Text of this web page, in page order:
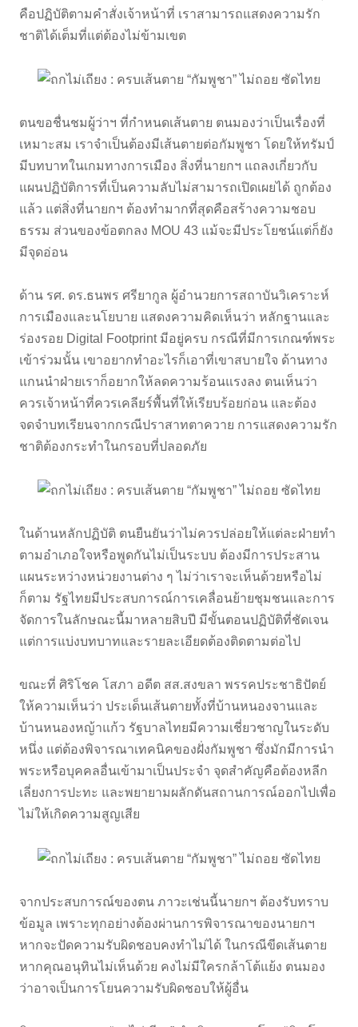
คือปฏิบัติตามคำสั่งเจ้าหน้าที่ เราสามารถแสดงความรัก
ชาติได้เต็มที่แต่ต้องไม่ข้ามเขต
ตนขอชื่นชมผู้ว่าฯ ที่กำหนดเส้นตาย ตนมองว่าเป็นเรื่องที่
เหมาะสม เราจำเป็นต้องมีเส้นตายต่อกัมพูชา โดยให้ทรัมป์
มีบทบาทในเกมทางการเมือง สิ่งที่นายกฯ แถลงเกี่ยวกับ
แผนปฏิบัติการที่เป็นความลับไม่สามารถเปิดเผยได้ ถูกต้อง
แล้ว แต่สิ่งที่นายกฯ ต้องทำมากที่สุดคือสร้างความชอบ
ธรรม ส่วนของข้อตกลง MOU 43 แม้จะมีประโยชน์แต่ก็ยัง
มีจุดอ่อน
ด้าน รศ. ดร.ธนพร ศรียากูล ผู้อำนวยการสถาบันวิเคราะห์
การเมืองและนโยบาย แสดงความคิดเห็นว่า หลักฐานและ
ร่องรอย Digital Footprint มีอยู่ครบ กรณีที่มีการเกณฑ์พระ
เข้าร่วมนั้น เขาอยากทำอะไรก็เอาที่เขาสบายใจ ด้านทาง
แกนนำฝ่ายเราก็อยากให้ลดความร้อนแรงลง ตนเห็นว่า
ควรเจ้าหน้าที่ควรเคลียร์พื้นที่ให้เรียบร้อยก่อน และต้อง
จดจำบทเรียนจากกรณีปราสาทตาควาย การแสดงความรัก
ชาติต้องกระทำในกรอบที่ปลอดภัย
ในด้านหลักปฏิบัติ ตนยืนยันว่าไม่ควรปล่อยให้แต่ละฝ่ายทำ
ตามอำเภอใจหรือพูดกันไม่เป็นระบบ ต้องมีการประสาน
แผนระหว่างหน่วยงานต่าง ๆ ไม่ว่าเราจะเห็นด้วยหรือไม่
ก็ตาม รัฐไทยมีประสบการณ์การเคลื่อนย้ายชุมชนและการ
จัดการในลักษณะนี้มาหลายสิบปี มีขั้นตอนปฏิบัติที่ชัดเจน
แต่การแบ่งบทบาทและรายละเอียดต้องติดตามต่อไป
ขณะที่ ศิริโชค โสภา อดีต สส.สงขลา พรรคประชาธิปัตย์
ให้ความเห็นว่า ประเด็นเส้นตายทั้งที่บ้านหนองจานและ
บ้านหนองหญ้าแก้ว รัฐบาลไทยมีความเชี่ยวชาญในระดับ
หนึ่ง แต่ต้องพิจารณาเทคนิคของฝั่งกัมพูชา ซึ่งมักมีการนำ
พระหรือบุคคลอื่นเข้ามาเป็นประจำ จุดสำคัญคือต้องหลีก
เลี่ยงการปะทะ และพยายามผลักดันสถานการณ์ออกไปเพื่อ
ไม่ให้เกิดความสูญเสีย
จากประสบการณ์ของตน ภาวะเช่นนี้นายกฯ ต้องรับทราบ
ข้อมูล เพราะทุกอย่างต้องผ่านการพิจารณาของนายกฯ
หากจะปัดความรับผิดชอบคงทำไม่ได้ ในกรณีขีดเส้นตาย
หากคุณอนุทินไม่เห็นด้วย คงไม่มีใครกล้าโต้แย้ง ตนมอง
ว่าอาจเป็นการโยนความรับผิดชอบให้ผู้อื่น